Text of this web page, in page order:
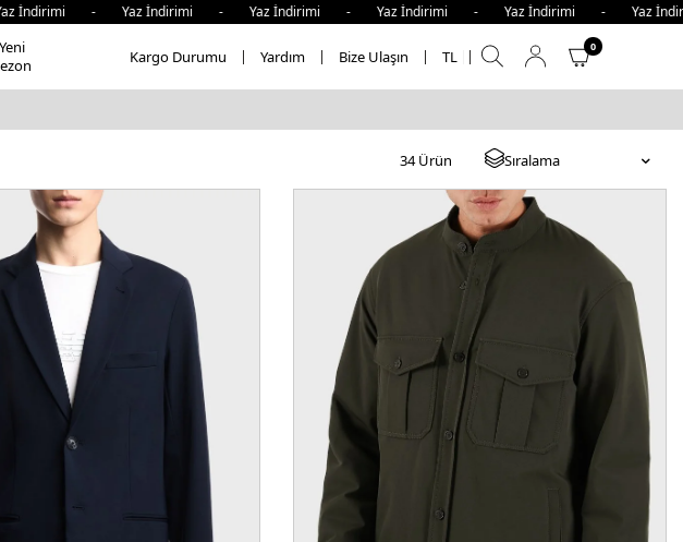
Yaz İndirimi - Yaz İndirimi - Yaz İndirimi - Yaz İndirimi - Yaz
Yeni
Kargo Durumu Yardım Bize Ulaşın TL
0
34Ürün Sıralama